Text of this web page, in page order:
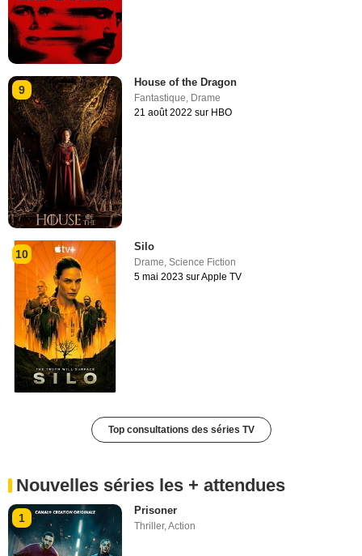
9
House of the Dragon
Fantastique Drame
21 août 2022 sur HBO
10
Silo
Drame,Science Fiction
5 mai 2023 sur Apple TV
Top consultations des séries TV
Nouvelles séries les + attendues
1
Prisoner
Thriller,Action